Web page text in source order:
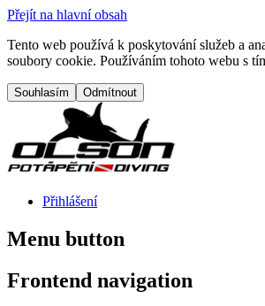
Přejít na hlavní obsah
Tento web používá k poskytování služeb a
soubory cookie. Používáním tohoto webu s
Přihlášení
Menu button
Frontend navigation